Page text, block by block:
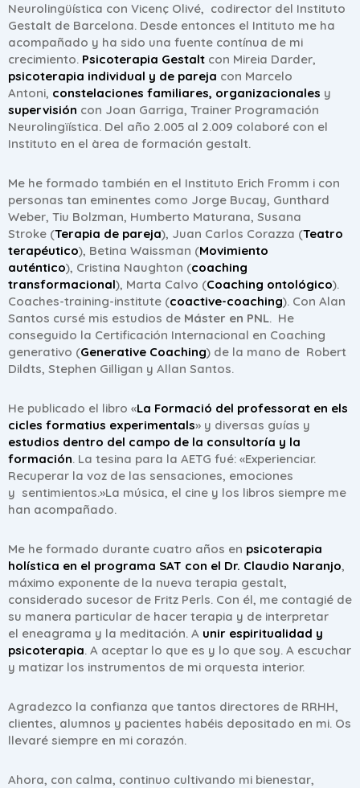
Neurolingüística con Vicenç Olivé, codirector del Instituto
Gestalt de Barcelona. Desde entonces el Intituto me ha
acompañado y ha sido una fuente contínua de mi
crecimiento. Psicoterapia Gestalt con Mireia Darder,
psicoterapia individual y de pareja con Marcelo
Antoni, constelaciones familiares, organizacionales y
supervisión con Joan Garriga, Trainer Programación
Neurolingïística. Del año 2.005 al 2.009 colaboré con el
Instituto en el àrea de formación gestalt.
Me he formado también en el Instituto Erich Fromm i con
personas tan eminentes como Jorge Bucay, Gunthard
Weber, Tiu Bolzman, Humberto Maturana, Susana
Stroke (Terapia de pareja), Juan Carlos Corazza (Teatro
terapéutico), Betina Waissman (Movimiento
auténtico), Cristina Naughton (coaching
transformacional), Marta Calvo (Coaching ontológico).
Coaches-training-institute (coactive-coaching). Con Alan
Santos cursé mis estudios de Máster en PNL. He
conseguido la Certificación Internacional en Coaching
generativo (Generative Coaching) de la mano de Robert
Dildts, Stephen Gilligan y Allan Santos.
He publicado el libro «La Formació del professorat en els
cicles formatius experimentals» y diversas guías y
estudios dentro del campo de la consultoría y la
formación. La tesina para la AETG fué: «Experienciar.
Recuperar la voz de las sensaciones, emociones
y sentimientos.»La música, el cine y los libros siempre me
han acompañado.
Me he formado durante cuatro años en psicoterapia
holística en el programa SAT con el Dr. Claudio Naranjo,
máximo exponente de la nueva terapia gestalt,
considerado sucesor de Fritz Perls. Con él, me contagié de
su manera particular de hacer terapia y de interpretar
el eneagrama y la meditación. A unir espiritualidad y
psicoterapia. A aceptar lo que es y lo que soy. A escuchar
y matizar los instrumentos de mi orquesta interior.
Agradezco la confianza que tantos directores de RRHH,
clientes, alumnos y pacientes habéis depositado en mi. Os
llevaré siempre en mi corazón.
Ahora, con calma, continuo cultivando mi bienestar,